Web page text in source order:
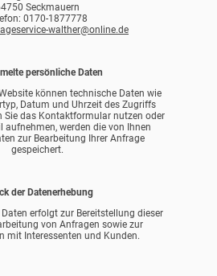
Seckmauern
0170-1877778
walther@online.de
persönliche Daten
können technische Daten wie
Datum und Uhrzeit des Zugriffs
Sie das Kontaktformular nutzen oder
aufnehmen, werden die von Ihnen
zur Bearbeitung Ihrer Anfrage
gespeichert.
der Datenerhebung
erfolgt zur Bereitstellung dieser
von Anfragen sowie zur
mit Interessenten und Kunden.